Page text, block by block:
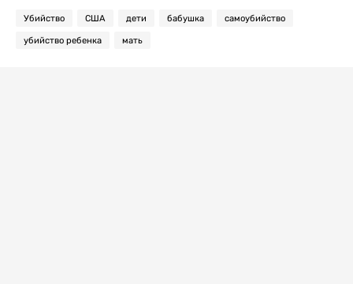
Убийство США дети бабушка самоубийство
убийство ребенка мать